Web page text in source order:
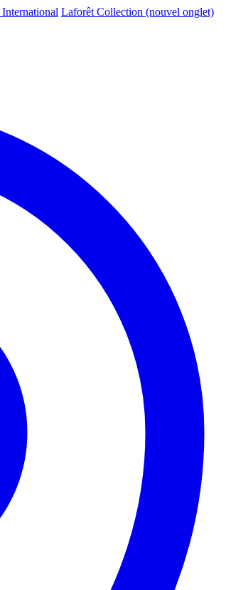
International Laforêt Collection (nouvel onglet)